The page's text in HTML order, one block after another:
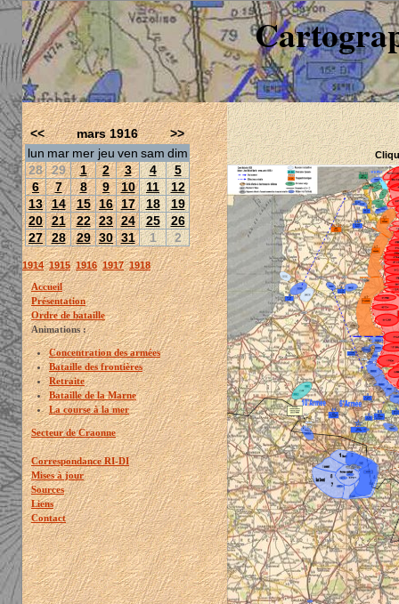
<< mars 1916
>>
lun mar mer jeu ven sam dim
28 29 1 2 3 4
5
6
7 8 9 10 11
12
13 14 15 16 17 18
19
20 21 22 23 24 25
26
27 28 29 30 31 1 2
1914 1915 1916 1917 1918
Accueil
Présentation
Ordre de bataille
Animations :
Concentration des armées
Bataille des frontières
Retraite
Bataille de la Marne
La course à la mer
Secteur de Craonne
Correspondance RI-DI
Mises à jour
Sources
Liens
Contact